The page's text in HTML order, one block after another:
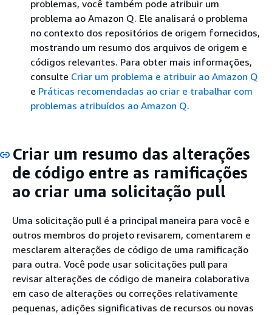
problemas, você também pode atribuir um
problema ao Amazon Q. Ele analisará o problema
no contexto dos repositórios de origem fornecidos,
mostrando um resumo dos arquivos de origem e
códigos relevantes. Para obter mais informações,
consulte Criar um problema e atribuir ao Amazon Q
e Práticas recomendadas ao criar e trabalhar com
problemas atribuídos ao Amazon Q.
Criar um resumo das alterações
de código entre as ramificações
ao criar uma solicitação pull
Uma solicitação pull é a principal maneira para você e
outros membros do projeto revisarem, comentarem e
mesclarem alterações de código de uma ramificação
para outra. Você pode usar solicitações pull para
revisar alterações de código de maneira colaborativa
em caso de alterações ou correções relativamente
pequenas, adições significativas de recursos ou novas